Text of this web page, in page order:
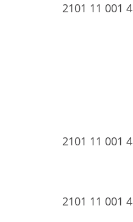
2101 11 001 4
2101 11 001 4
2101 11 001 4